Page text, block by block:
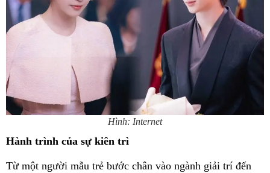
Hình: Internet
Hành trình của sự kiên trì
Từ một người mẫu trẻ bước chân vào ngành giải trí đến